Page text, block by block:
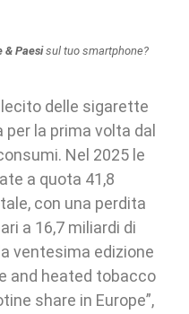
& Paesisul tuo smartphone?
delle sigarette
per la prima volta dal
Nel 2025 le
a quota 41,8
con una perdita
a 16,7 miliardi di
ventesima edizione
and heated tobacco
share in Europe”,